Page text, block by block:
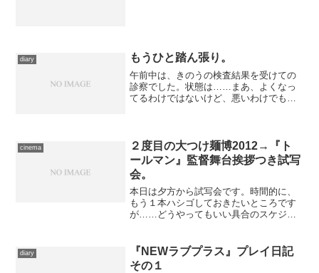
diary もうひと踏ん張り。
午前中は、きのうの検査結果を受けての
診察でした。状態は……まあ、よくなっ
てるわけではないけど、悪いわけでもな
す……昨年末に片付けるべき...
cinema
２度目の大つけ麺博2012→『ト
ールマン』監督舞台挨拶つき試写
会。
本日は夕方から試写会です。時間的に、
もう１本ハシゴしておきたいところです
が……どうやってもいい具合のスケジュ
あったため、色々考えた結果、少し早い
時間に大つけ麺博を訪...
diary
『NEWラブプラス』プレイ日記
その１